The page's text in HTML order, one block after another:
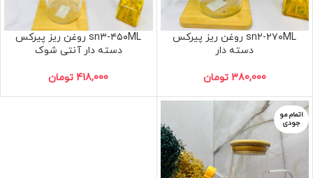
sn۲-۲۷۰ML روغن ریز پیرکس
دسته دار
380,000 تومان
sn۳-۴۵۰ML روغن ریز پیرکس
دسته دار آنتی شوک
418,000 تومان
اتمام مو
جودی